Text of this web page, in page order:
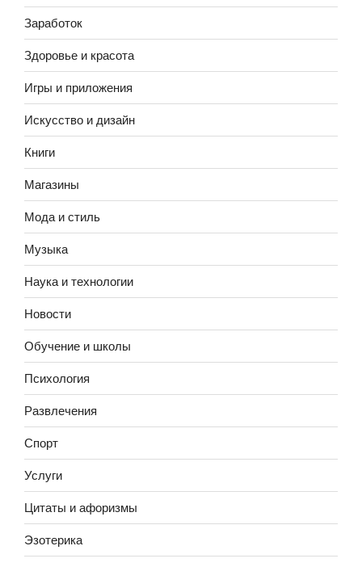
Заработок
Здоровье и красота
Игры и приложения
Искусство и дизайн
Книги
Магазины
Мода и стиль
Музыка
Наука и технологии
Новости
Обучение и школы
Психология
Развлечения
Спорт
Услуги
Цитаты и афоризмы
Эзотерика